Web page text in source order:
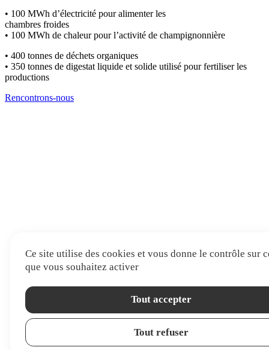
• 100 MWh d’électricité pour alimenter les
chambres froides
• 100 MWh de chaleur pour l’activité de champignonnière
• 400 tonnes de déchets organiques
• 350 tonnes de digestat liquide et solide utilisé pour fertiliser les
productions
Rencontrons-nous
Ce site utilise des cookies et vous donne le contrôle sur
que vous souhaitez activer
Tout accepter
Tout refuser